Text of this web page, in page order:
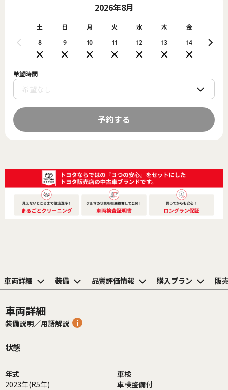
2026年8月
土
8
日
9
月
10
火
11
水
12
木
13
金
14 15
希望時間
予約する
車両詳細 装備 品質評価情報 購入プラン 販
車両詳細
装備説明／用語解説
状態
年式
2023年(R5年)
車検
車検整備付